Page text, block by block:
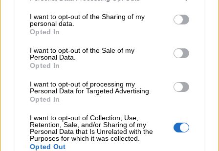
I want to opt-out of the Sharing of my
personal data.
Opted In
I want to opt-out of the Sale of my
Personal Data.
Opted In
I want to opt-out of processing my
Personal Data for Targeted Advertising.
Opted In
I want to opt-out of Collection, Use,
Retention, Sale, and/or Sharing of my
Personal Data that Is Unrelated with the
Purposes for which it was collected.
Opted Out